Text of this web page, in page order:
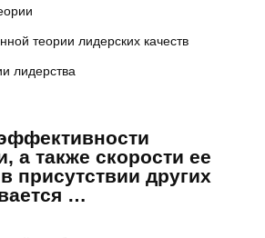
теории лидерских качеств
лидерства
а также скорости ее
присутствии других
…